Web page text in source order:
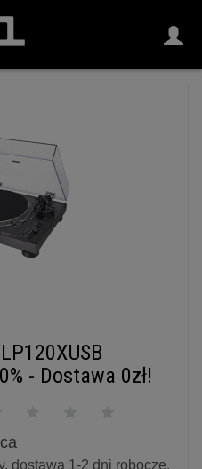
- Dostawa 0zł!
dostawa 1-2 dni robocze.